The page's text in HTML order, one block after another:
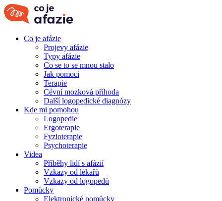
Co je afázie
Projevy afázie
Typy afázie
Co se to se mnou stalo
Jak pomoci
Terapie
Cévní mozková příhoda
Další logopedické diagnózy
Kde mi pomohou
Logopedie
Ergoterapie
Fyzioterapie
Psychoterapie
Videa
Příběhy lidí s afázií
Vzkazy od lékařů
Vzkazy od logopedů
Pomůcky
Elektronické pomůcky